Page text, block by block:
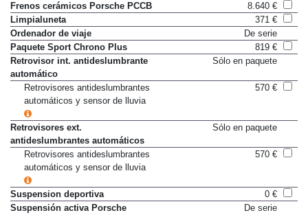
Frenos cerámicos Porsche PCCB
8.640 €
Limpialuneta
371 €
Ordenador de viaje
De serie
Paquete Sport Chrono Plus
819 €
Retrovisor int. antideslumbrante
automático
Sólo en paquete
Retrovisores antideslumbrantes
automáticos y sensor de lluvia
570 €
Retrovisores ext.
antideslumbrantes automáticos
Sólo en paquete
Retrovisores antideslumbrantes
automáticos y sensor de lluvia
570 €
Suspension deportiva
0 €
Suspensión activa Porsche
De serie